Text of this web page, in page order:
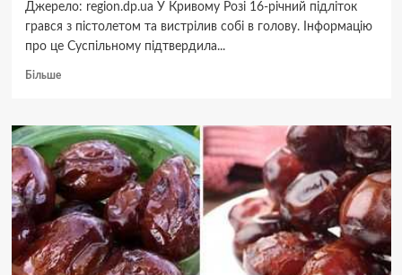
Джерело: region.dp.ua У Кривому Розі 16-річний підліток
грався з пістолетом та вистрілив собі в голову. Інформацію
про це Суспільному підтвердила...
БільшеДокладніше
Дніпропетровщині
16-
річний
підліток
грався
з
пістолетом
і
вистрілив